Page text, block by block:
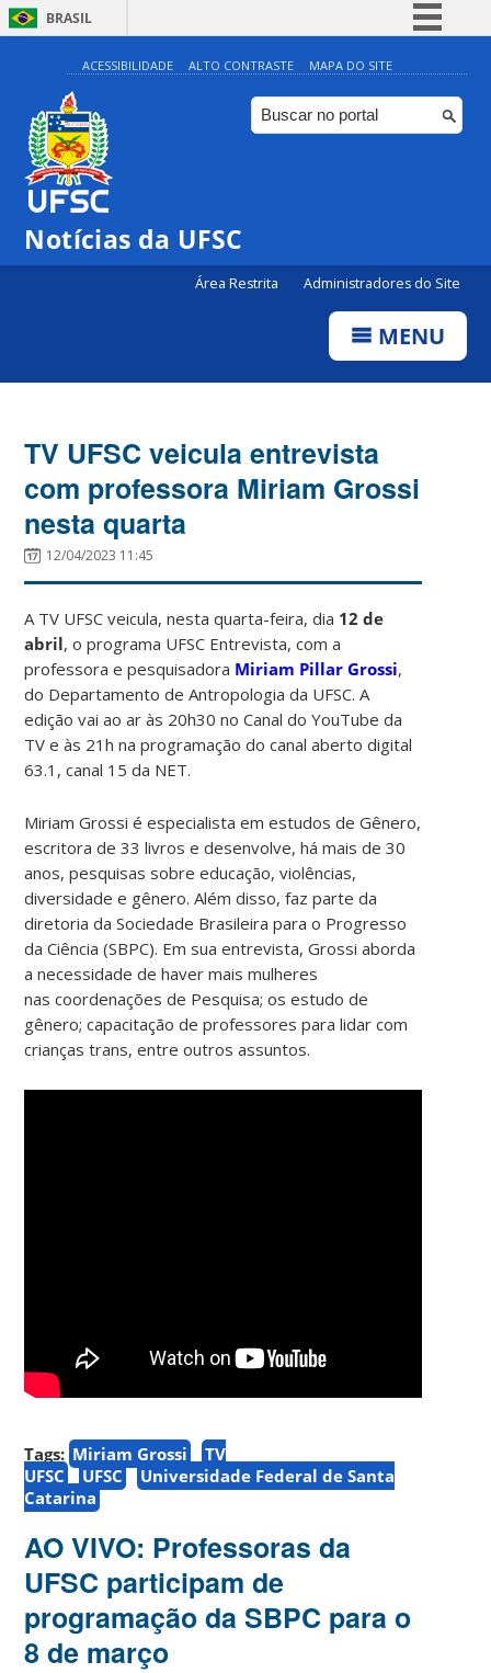
BRASIL
Simplifique!
Comunica BR
Participe
ACESSIBILIDADE ALTO CONTRASTE MAPA DO SITE
Notícias da UFSC
Área Restrita Administradores do Site
MENU
TV UFSC veicula entrevista
com professora Miriam Grossi
nesta quarta
12/04/2023 11:45
A TV UFSC veicula, nesta quarta-feira, dia 12 de
abril, o programa UFSC Entrevista, com a
professora e pesquisadora Miriam Pillar Grossi,
do Departamento de Antropologia da UFSC. A
edição vai ao ar às 20h30 no Canal do YouTube da
TV e às 21h na programação do canal aberto digital
63.1, canal 15 da NET.
Miriam Grossi é especialista em estudos de Gênero,
escritora de 33 livros e desenvolve, há mais de 30
anos, pesquisas sobre educação, violências,
diversidade e gênero. Além disso, faz parte da
diretoria da Sociedade Brasileira para o Progresso
da Ciência (SBPC). Em sua entrevista, Grossi aborda
a necessidade de haver mais mulheres
nas coordenações de Pesquisa; os estudo de
gênero; capacitação de professores para lidar com
crianças trans, entre outros assuntos.
Tags: Miriam Grossi
TV
UFSC
UFSC
Universidade Federal de Santa
Catarina
AO VIVO: Professoras da
UFSC participam de
programação da SBPC para o
8 de março